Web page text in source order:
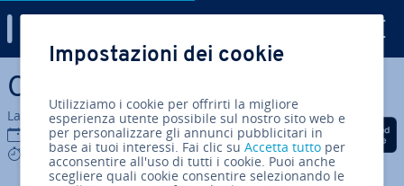
Vai al contenuto prin­ci­pa­le
Che cos’è un mul­ti­cloud?
La redazione di IONOS
08 lug 2026
5 mins
Condividi via Facebook
Condividi via Twitter
Condividi via
Impostazioni dei cookie
Utilizziamo i cookie per offrirti la migliore
esperienza utente possibile sul nostro sito web e
per personalizzare gli annunci pubblicitari in
base ai tuoi interessi. Fai clic suAccetta tutto per
acconsentire all'uso di tutti i cookie. Puoi anche
scegliere quali cookie consentire selezionando le